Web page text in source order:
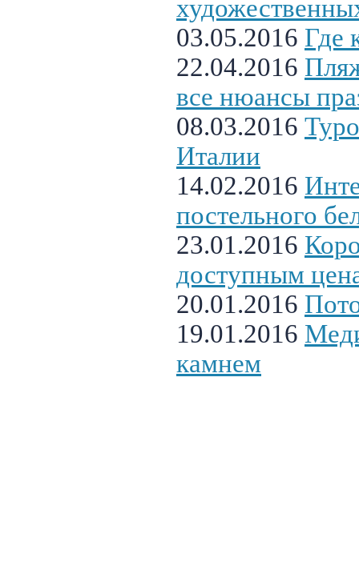
03.05.2016 Где
22.04.2016
все нюансы
08.03.2016
Италии
14.02.2016
постельного
23.01.2016
доступным
20.01.2016
19.01.2016
камнем